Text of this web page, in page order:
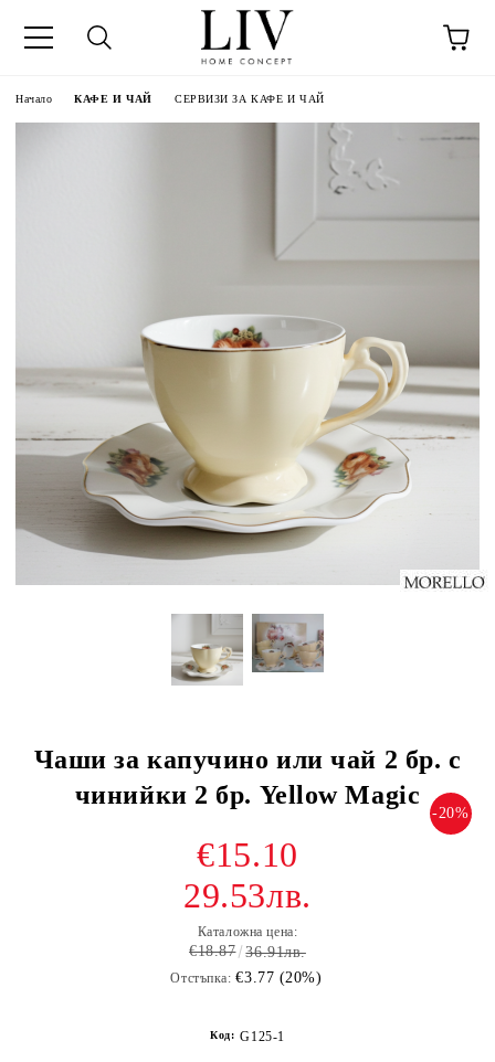
Начало КАФЕ И ЧАЙ СЕРВИЗИ ЗА КАФЕ И ЧАЙ
Чаши за капучино или чай 2 бр. с
чинийки 2 бр. Yellow Magic
-20%
€15.10
29.53лв.
Каталожна цена:
€18.87 36.91лв.
Отстъпка: €3.77 (20%)
Код: G125-1